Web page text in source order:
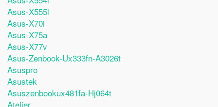
Asus-X555l
Asus-X70i
Asus-X75a
Asus-X77v
Asus-Zenbook-Ux333fn-A3026t
Asuspro
Asustek
Asuszenbookux481fa-Hj064t
Atelier